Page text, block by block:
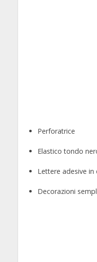
Perforatrice
Elastico tondo
Lettere adesive in
Decorazioni